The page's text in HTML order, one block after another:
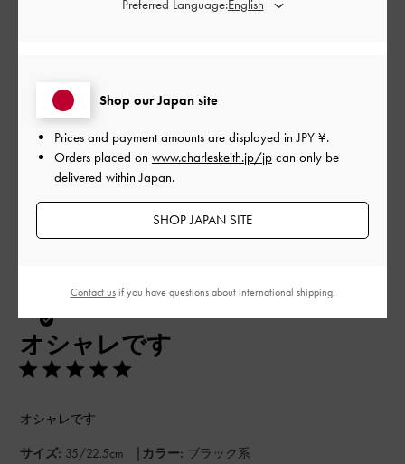
とてもよかった
もっと見る
フィルター
ご利用者様
オシャレです
オシャレです
サイズ: 35/22.5cm | カラー: ブラック系
開
2026-04-17
Shop our Japan site
Prices and payment amounts are displayed inJPY ¥.
Orders placed on www.charleskeith.jp/jp can only be
delivered within Japan.
SHOP JAPAN SITE
Preferred Language:
Contact usif you have questions about international shipping.